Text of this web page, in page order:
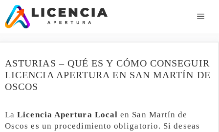
Saltar
contenido
ASTURIAS – QUÉ ES Y CÓMO CONSEGUIR
LICENCIA APERTURA EN SAN MARTÍN DE
OSCOS
LaLicencia Apertura Local en San Martín de
Oscos es un procedimiento obligatorio. Si deseas